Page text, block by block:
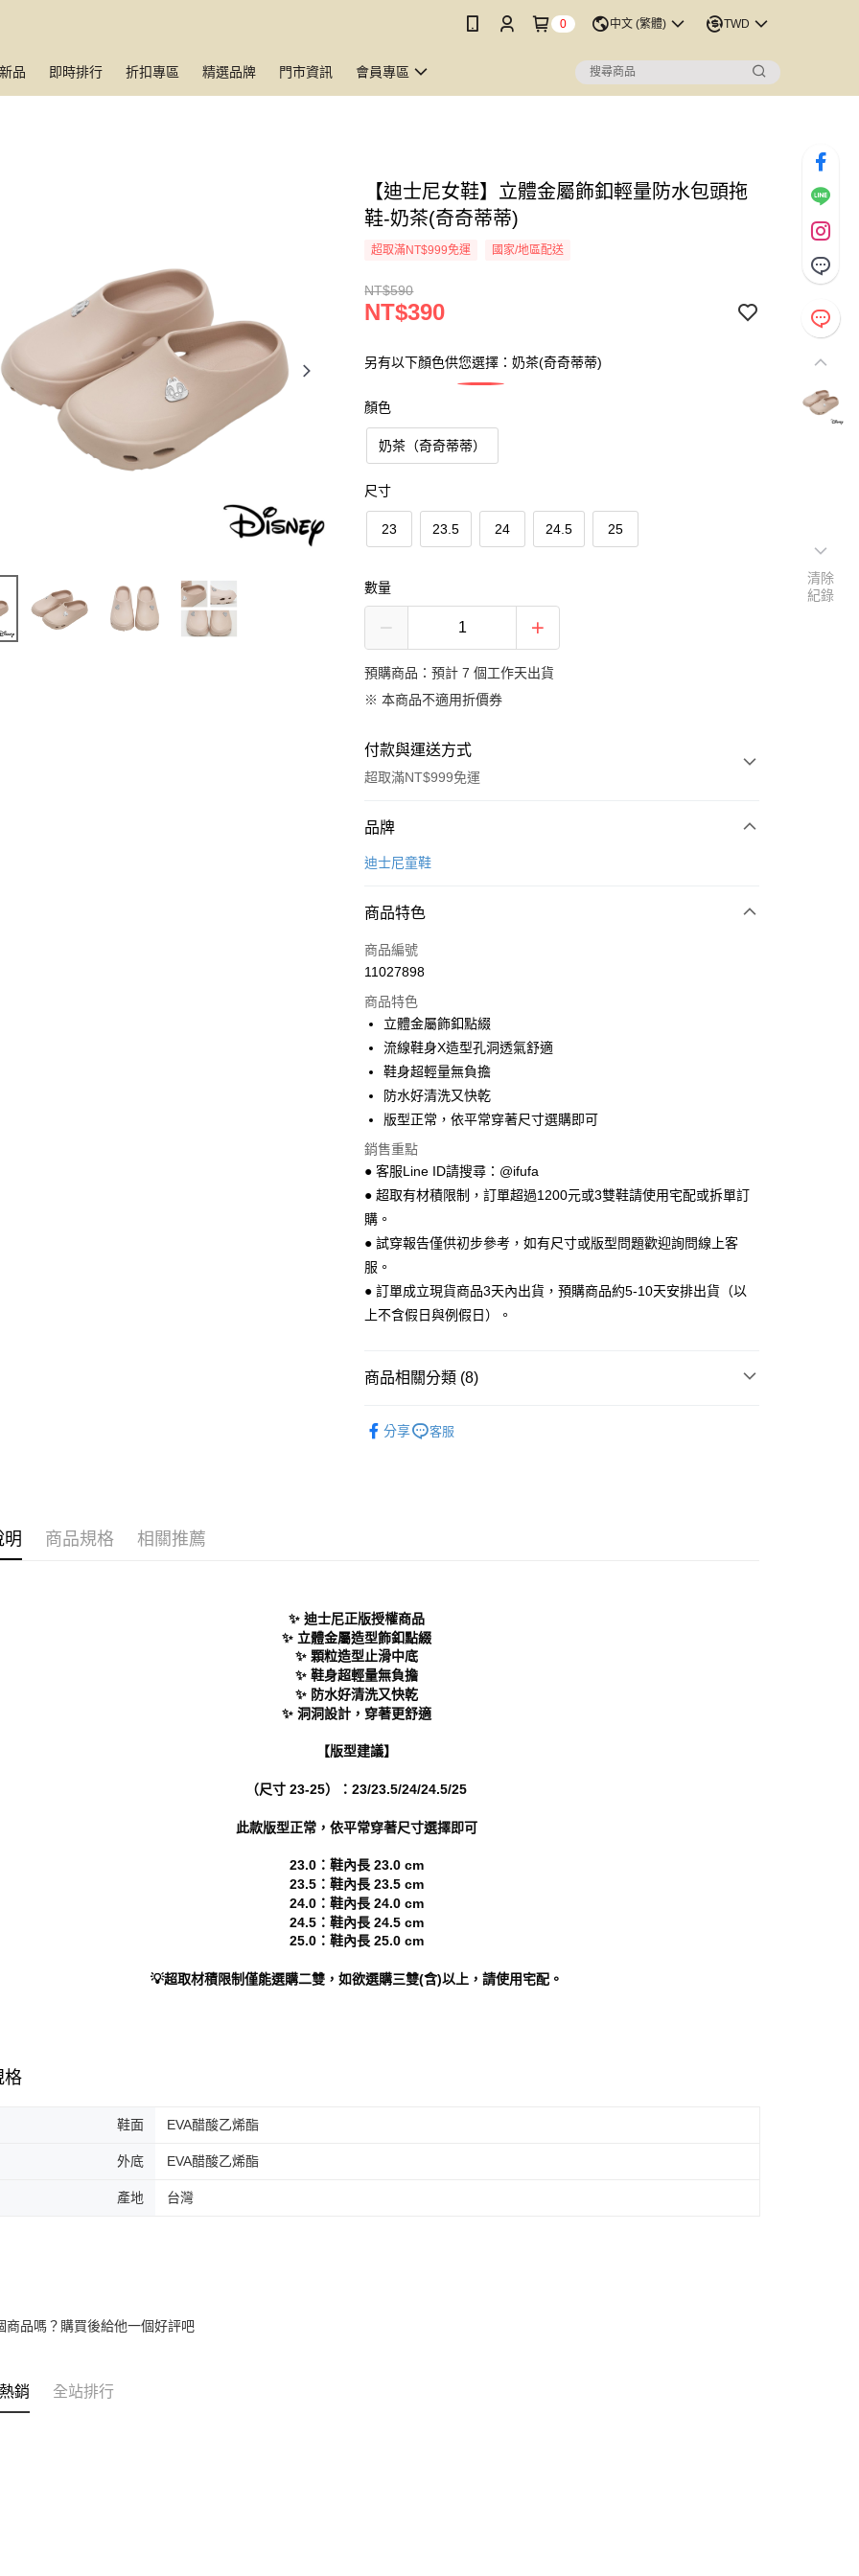
0 中文 (繁體) TWD
品 即時排行 折扣專區 精選品牌 門市資訊 會員專區
【迪士尼女鞋】立體金屬飾釦輕量防水包頭拖
鞋-奶茶(奇奇蒂蒂)
超取滿NT$999免運 國家/地區配送
NT$590
NT$390
另有以下顏色供您選擇：奶茶(奇奇蒂蒂)
顏色
奶茶（奇奇蒂蒂）
尺寸
23 23.5 24 24.5 25
數量
預購商品：預計 7 個工作天出貨
※ 本商品不適用折價券
付款與運送方式
超取滿NT$999免運
付款方式
信用卡一次付款
Apple Pay
街口支付
悠遊付
Google Pay
全盈+PAY
AFTEE先享後付
相關說明
【關於「AFTEE先享後付」】
AFTEE先享後付是「在收到商品之後才付款」的支付方式。 讓您購物簡單
便利好安心！
１．簡單：不需註冊會員、不需綁卡、不需儲值。
３．安心：先確認商品／服務後，再付款。
【「AFTEE先享後付」結帳流程】
１．於結帳方式選擇「AFTEE先享後付」後，將跳轉至「AFTEE先享後
３．收到繳費通知簡訊後14天內，點擊此簡訊中的連結，可透過四大超商
絡購買商品的店家。未經商家同意取消之訂單仍視為有效，需透過AFTEE
https://aftee.tw/terms/#terms3
３．未成年的使用者請事先徵得法定代理人或監護人之同意方可使用
「AFTEE先享後付」，若未經同意申辦者引起之損失，本公司不負相關責
任。
４．使用「AFTEE先享後付」時，將依據個別帳號之用戶狀況，依本公司
即時審查核予不同之上限額度；若仍有額度不足之情形，本公司將視審查
結果請求用戶進行身份認證。
形，恩沛科技股份有限公司將有權停止該用戶之使用額度並採取法律行
ATM付款
運送方式
全家 取貨付款
每筆NT$70，滿NT$999(含以上)免運費
每筆NT$70，滿NT$999(含以上)免運費
7-11 取貨付款
品牌
迪士尼童鞋
商品特色
商品編號
11027898
商品特色
立體金屬飾釦點綴
流線鞋身X造型孔洞透氣舒適
鞋身超輕量無負擔
防水好清洗又快乾
版型正常，依平常穿著尺寸選購即可
銷售重點
● 客服Line ID請搜尋：@ifufa
● 超取有材積限制，訂單超過1200元或3雙鞋請使用宅配或拆單訂
購。
● 試穿報告僅供初步參考，如有尺寸或版型問題歡迎詢問線上客
服。
● 訂單成立現貨商品3天內出貨，預購商品約5-10天安排出貨（以
上不含假日與例假日）。
商品相關分類 (8)
└ 依款式分類
分享 客服
明 商品規格 相關推薦
✨ 迪士尼正版授權商品
✨ 立體金屬造型飾釦點綴
✨ 顆粒造型止滑中底
✨ 鞋身超輕量無負擔
✨ 防水好清洗又快乾
✨ 洞洞設計，穿著更舒適
【版型建議】
（尺寸 23-25）：23/23.5/24/24.5/25
此款版型正常，依平常穿著尺寸選擇即可
23.0：鞋內長 23.0 cm
23.5：鞋內長 23.5 cm
24.0：鞋內長 24.0 cm
24.5：鞋內長 24.5 cm
25.0：鞋內長 25.0 cm
💡超取材積限制僅能選購二雙，如欲選購三雙(含)以上，請使用宅配。
格
鞋面 EVA醋酸乙烯酯
外底 EVA醋酸乙烯酯
產地 台灣
商品嗎？購買後給他一個好評吧
銷 全站排行
清除
紀錄